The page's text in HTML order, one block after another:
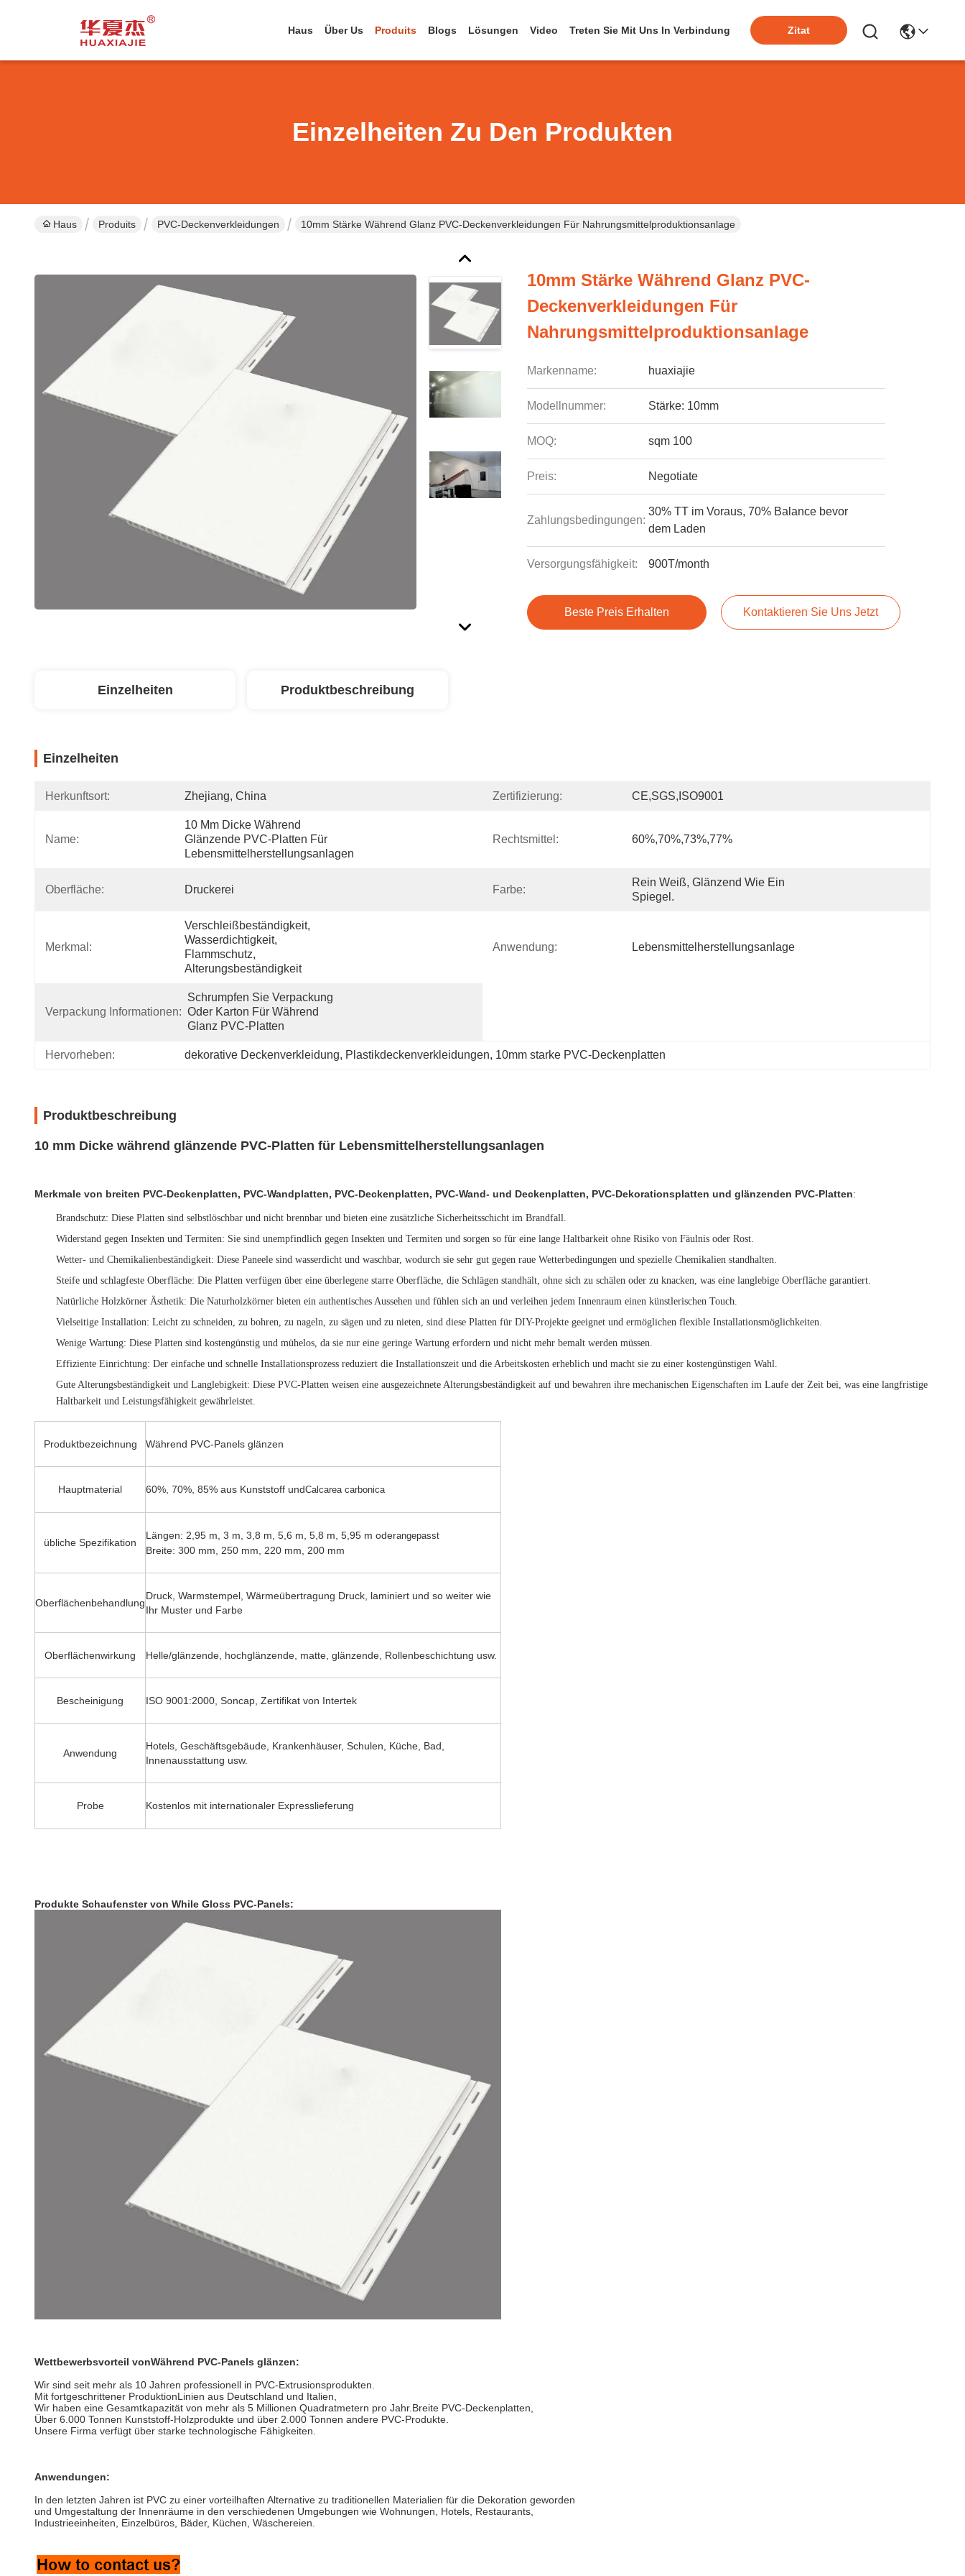
Haus Über Us Produits Blogs Lösungen Video Treten Sie Mit Uns In Verbindung Zitat
Einzelheiten Zu Den Produkten
Haus Produits PVC-Deckenverkleidungen 10mm Stärke Während Glanz PVC-Deckenverkleidungen Für Nahrungsmittelproduktionsanlage
10mm Stärke Während Glanz PVC-
Deckenverkleidungen Für
Nahrungsmittelproduktionsanlage
Markenname: huaxiajie
Modellnummer: Stärke: 10mm
MOQ: sqm 100
Preis: Negotiate
Zahlungsbedingungen:
30% TT im Voraus, 70% Balance bevor
dem Laden
Versorgungsfähigkeit: 900T/month
Beste Preis Erhalten Kontaktieren Sie Uns Jetzt
Einzelheiten Produktbeschreibung
Einzelheiten
Herkunftsort: Zhejiang, China Zertifizierung: CE,SGS,ISO9001
Name:
10 Mm Dicke Während
Glänzende PVC-Platten Für
Lebensmittelherstellungsanlagen
Rechtsmittel: 60%,70%,73%,77%
Oberfläche: Druckerei Farbe:
Rein Weiß, Glänzend Wie Ein
Spiegel.
Merkmal:
Verschleißbeständigkeit,
Wasserdichtigkeit,
Flammschutz,
Alterungsbeständigkeit
Anwendung: Lebensmittelherstellungsanlage
Verpackung Informationen:
Schrumpfen Sie Verpackung
Oder Karton Für Während
Glanz PVC-Platten
Hervorheben: dekorative Deckenverkleidung, Plastikdeckenverkleidungen, 10mm starke PVC-Deckenplatten
Produktbeschreibung
10 mm Dicke während glänzende PVC-Platten für Lebensmittelherstellungsanlagen
Merkmale von breiten PVC-Deckenplatten, PVC-Wandplatten, PVC-Deckenplatten, PVC-Wand- und Deckenplatten, PVC-Dekorationsplatten und glänzenden PVC-Platten:
Brandschutz: Diese Platten sind selbstlöschbar und nicht brennbar und bieten eine zusätzliche Sicherheitsschicht im Brandfall.
Widerstand gegen Insekten und Termiten: Sie sind unempfindlich gegen Insekten und Termiten und sorgen so für eine lange Haltbarkeit ohne Risiko von Fäulnis oder Rost.
Wetter- und Chemikalienbeständigkeit: Diese Paneele sind wasserdicht und waschbar, wodurch sie sehr gut gegen raue Wetterbedingungen und spezielle Chemikalien standhalten.
Steife und schlagfeste Oberfläche: Die Platten verfügen über eine überlegene starre Oberfläche, die Schlägen standhält, ohne sich zu schälen oder zu knacken, was eine langlebige Oberfläche garantiert.
Natürliche Holzkörner Ästhetik: Die Naturholzkörner bieten ein authentisches Aussehen und fühlen sich an und verleihen jedem Innenraum einen künstlerischen Touch.
Vielseitige Installation: Leicht zu schneiden, zu bohren, zu nageln, zu sägen und zu nieten, sind diese Platten für DIY-Projekte geeignet und ermöglichen flexible Installationsmöglichkeiten.
Wenige Wartung: Diese Platten sind kostengünstig und mühelos, da sie nur eine geringe Wartung erfordern und nicht mehr bemalt werden müssen.
Effiziente Einrichtung: Der einfache und schnelle Installationsprozess reduziert die Installationszeit und die Arbeitskosten erheblich und macht sie zu einer kostengünstigen Wahl.
Gute Alterungsbeständigkeit und Langlebigkeit: Diese PVC-Platten weisen eine ausgezeichnete Alterungsbeständigkeit auf und bewahren ihre mechanischen Eigenschaften im Laufe der Zeit bei, was eine langfristige
Haltbarkeit und Leistungsfähigkeit gewährleistet.
Produktbezeichnung Während PVC-Panels glänzen
Hauptmaterial 60%, 70%, 85% aus Kunststoff undCalcarea carbonica
übliche Spezifikation
Längen: 2,95 m, 3 m, 3,8 m, 5,6 m, 5,8 m, 5,95 m oderangepasst
Breite: 300 mm, 250 mm, 220 mm, 200 mm
Oberflächenbehandlung
Druck, Warmstempel, Wärmeübertragung Druck, laminiert und so weiter wie
Ihr Muster und Farbe
Oberflächenwirkung Helle/glänzende, hochglänzende, matte, glänzende, Rollenbeschichtung usw.
Bescheinigung ISO 9001:2000, Soncap, Zertifikat von Intertek
Anwendung
Hotels, Geschäftsgebäude, Krankenhäuser, Schulen, Küche, Bad,
Innenausstattung usw.
Probe Kostenlos mit internationaler Expresslieferung
Produkte Schaufenster von While Gloss PVC-Panels:
Wettbewerbsvorteil vonWährend PVC-Panels glänzen:
Wir sind seit mehr als 10 Jahren professionell in PVC-Extrusionsprodukten.
Mit fortgeschrittener ProduktionLinien aus Deutschland und Italien,
Wir haben eine Gesamtkapazität von mehr als 5 Millionen Quadratmetern pro Jahr. Breite PVC-Deckenplatten
Über 6.000 Tonnen Kunststoff-Holzprodukte und über 2.000 Tonnen andere PVC-Produkte.
Unsere Firma verfügt über starke technologische Fähigkeiten.
Anwendungen:
In den letzten Jahren ist PVC zu einer vorteilhaften Alternative zu traditionellen Materialien für die Dekoration geworden
und Umgestaltung der Innenräume in den verschiedenen Umgebungen wie Wohnungen, Hotels, Restaurants,
Industrieeinheiten, Einzelbüros, Bäder, Küchen, Wäschereien.